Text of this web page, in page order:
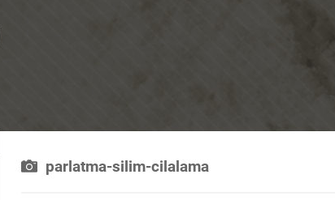
parlatma-silim-cilalama